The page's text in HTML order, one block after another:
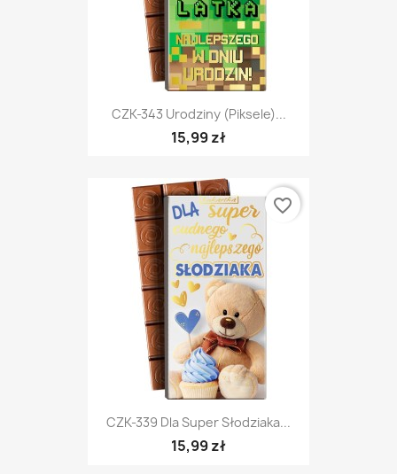
CZK-343 Urodziny (piksele)...
15,99 zł
CZK-339 Dla Super Słodziaka...
15,99 zł
favorite_border